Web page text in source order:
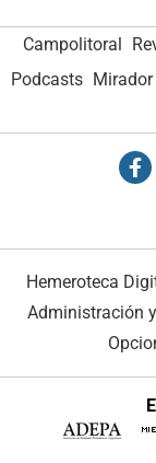
Campolitoral
Podcasts
Hemeroteca
Administración